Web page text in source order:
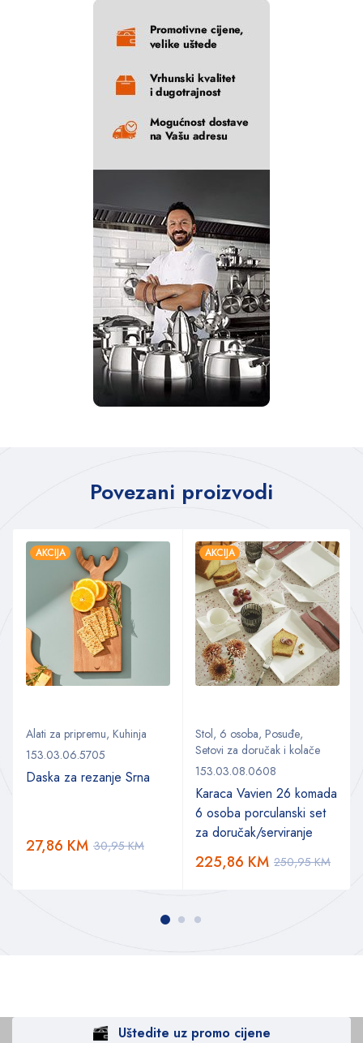
Povezani proizvodi
AKCIJA
Alati za pripremu, Kuhinja
153.03.06.5705
Daska za rezanje Srna
30,95KM
27,86 KM
AKCIJA
Stol, 6 osoba, Posuđe,
Setovi za doručak i kolače
153.03.08.0608
Karaca Vavien 26 komada
6 osoba porculanski set
za doručak/serviranje
250,95KM
225,86 KM
Uštedite uz promo cijene